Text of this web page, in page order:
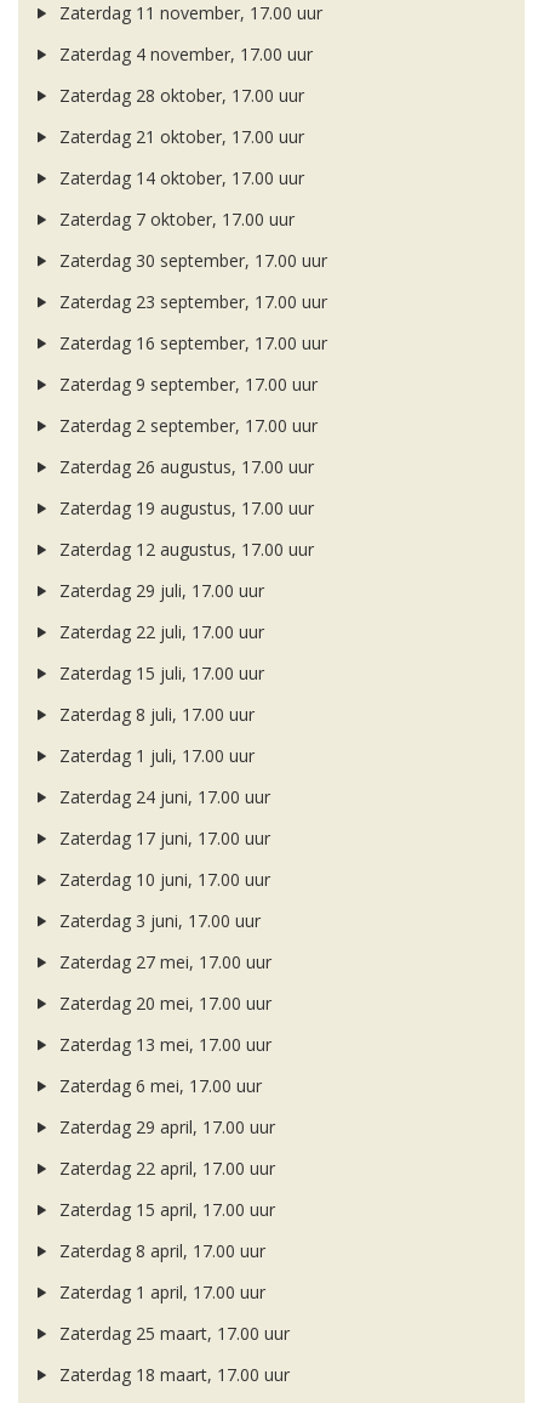
Zaterdag 11 november, 17.00 uur
Zaterdag 4 november, 17.00 uur
Zaterdag 28 oktober, 17.00 uur
Zaterdag 21 oktober, 17.00 uur
Zaterdag 14 oktober, 17.00 uur
Zaterdag 7 oktober, 17.00 uur
Zaterdag 30 september, 17.00 uur
Zaterdag 23 september, 17.00 uur
Zaterdag 16 september, 17.00 uur
Zaterdag 9 september, 17.00 uur
Zaterdag 2 september, 17.00 uur
Zaterdag 26 augustus, 17.00 uur
Zaterdag 19 augustus, 17.00 uur
Zaterdag 12 augustus, 17.00 uur
Zaterdag 29 juli, 17.00 uur
Zaterdag 22 juli, 17.00 uur
Zaterdag 15 juli, 17.00 uur
Zaterdag 8 juli, 17.00 uur
Zaterdag 1 juli, 17.00 uur
Zaterdag 24 juni, 17.00 uur
Zaterdag 17 juni, 17.00 uur
Zaterdag 10 juni, 17.00 uur
Zaterdag 3 juni, 17.00 uur
Zaterdag 27 mei, 17.00 uur
Zaterdag 20 mei, 17.00 uur
Zaterdag 13 mei, 17.00 uur
Zaterdag 6 mei, 17.00 uur
Zaterdag 29 april, 17.00 uur
Zaterdag 22 april, 17.00 uur
Zaterdag 15 april, 17.00 uur
Zaterdag 8 april, 17.00 uur
Zaterdag 1 april, 17.00 uur
Zaterdag 25 maart, 17.00 uur
Zaterdag 18 maart, 17.00 uur